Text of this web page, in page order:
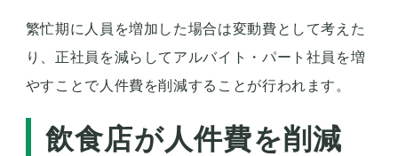
繁忙期に人員を増加した場合は変動費として考えた
り、正社員を減らしてアルバイト・パート社員を増
やすことで人件費を削減することが行われます。
飲食店が人件費を削減